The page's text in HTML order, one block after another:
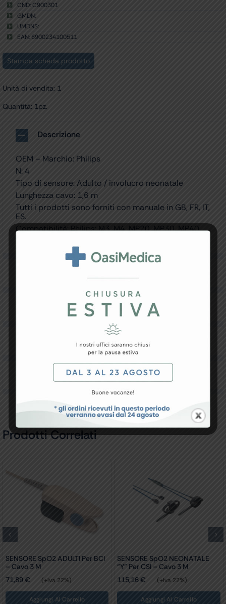
CND: C900301
GMDN:
UMDNS:
EAN: 6900234100511
Stampa scheda prodotto
Unità di vendita: 1
Quantità: 1pz.
Descrizione
OEM – Marchio: Philips
N: 4
Tipo di sensore: Adulto / involucro neonatale
Lunghezza cavo: 1,6 m
Tutti i prodotti sono forniti con manuale in GB, FR, IT,
ES.
Compatibilità: Philips: M3, M4, MP20, MP30, MP40,
Resi e Garanzia
Downloads
Recensioni
Prodotti Correlati
SENSORE SpO2 ADULTI Per BCI
– Cavo 3 M
71,89€ (+iva 22%)
Aggiungi Al Carrello
SENSORE SpO2 NEONATALE
“Y” Per CSI – Cavo 3 M
115,16 € (+iva 22%)
Aggiungi Al Carrello